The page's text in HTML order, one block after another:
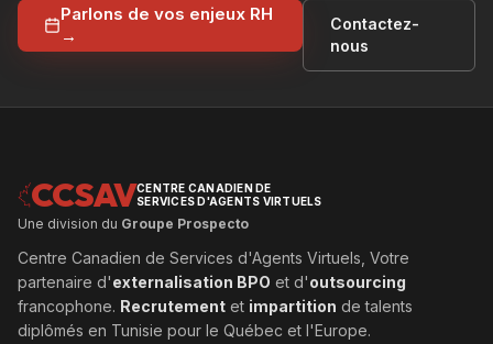
Parlons de vos enjeux RH
→
Contactez-
nous
CCSAVCENTRE CANADIEN DE
SERVICES D'AGENTS VIRTUELS
Une division du Groupe Prospecto
Centre Canadien de Services d'Agents Virtuels, Votre
partenaire d'externalisation BPO et d'outsourcing
francophone. Recrutement et impartition de talents
diplômés en Tunisie pour le Québec et l'Europe.